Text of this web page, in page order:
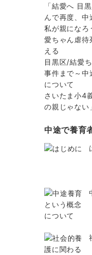
「結愛へ 目
んで再度、中
私が親になろ
愛ちゃん虐待
える
目黒区/結愛
事件まで～中
について
さいたま小4
の親じゃない
中途で養育